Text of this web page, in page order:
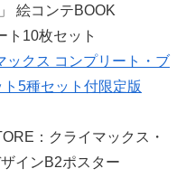
絵コンテBOOK
ト10枚セット
ックス コンプリート・ブ
5種セット付限定版
：クライマックス・
インB2ポスター